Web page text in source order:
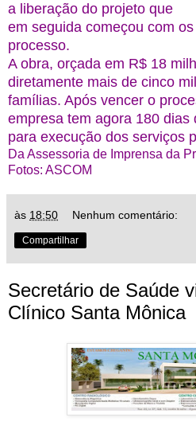
a liberação do projeto que
em seguida começou com
processo.
A obra, orçada em R$ 18
diretamente mais de cinco mil
famílias. Após vencer o
empresa tem agora 180 dias
para execução dos serviços
Da Assessoria de Imprensa da
Fotos: ASCOM
às 18:50 Nenhum comentário:
Compartilhar
Secretário de Saúde
Clínico Santa Mônica